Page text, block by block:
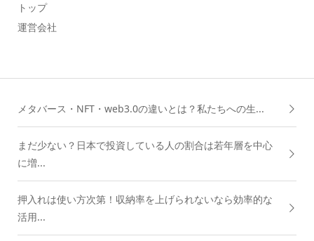
トップ
運営会社
メタバース・NFT・web3.0の違いとは？私たちへの生...
まだ少ない？日本で投資している人の割合は若年層を中心
に増...
押入れは使い方次第！収納率を上げられないなら効率的な
活用...